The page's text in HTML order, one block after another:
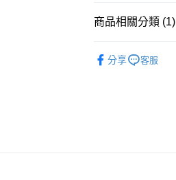
每筆NT$60
商品相關分類 (1)
分享
客服